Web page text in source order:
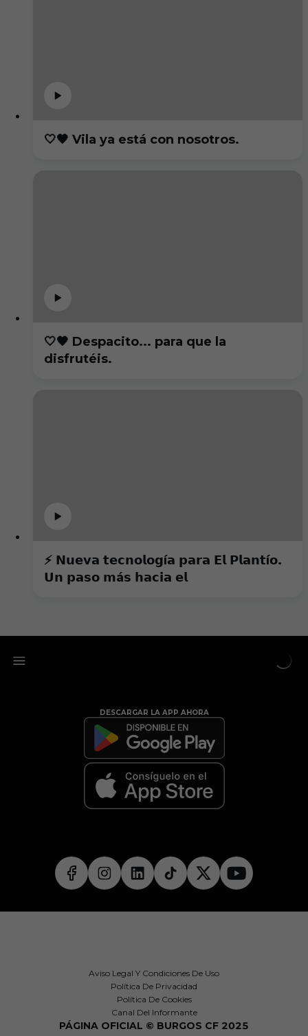
🤍🖤 Vila ya está con nosotros.
🤍🖤 Despacito... para que la
disfrutéis.
⚡️ 𝗡𝘂𝗲𝘃𝗮 𝘁𝗲𝗰𝗻𝗼𝗹𝗼𝗴í𝗮 𝗽𝗮𝗿𝗮 𝗘𝗹 𝗣𝗹𝗮𝗻𝘁í𝗼.
𝗨𝗻 𝗽𝗮𝘀𝗼 𝗺á𝘀 𝗵𝗮𝗰𝗶𝗮 𝗲𝗹
DESCARGAR LA APP AHORA
Aviso Legal Y Condiciones De Uso
Política De Privacidad
Política De Cookies
Canal Del Informante
PÁGINA OFICIAL © BURGOS CF 2025